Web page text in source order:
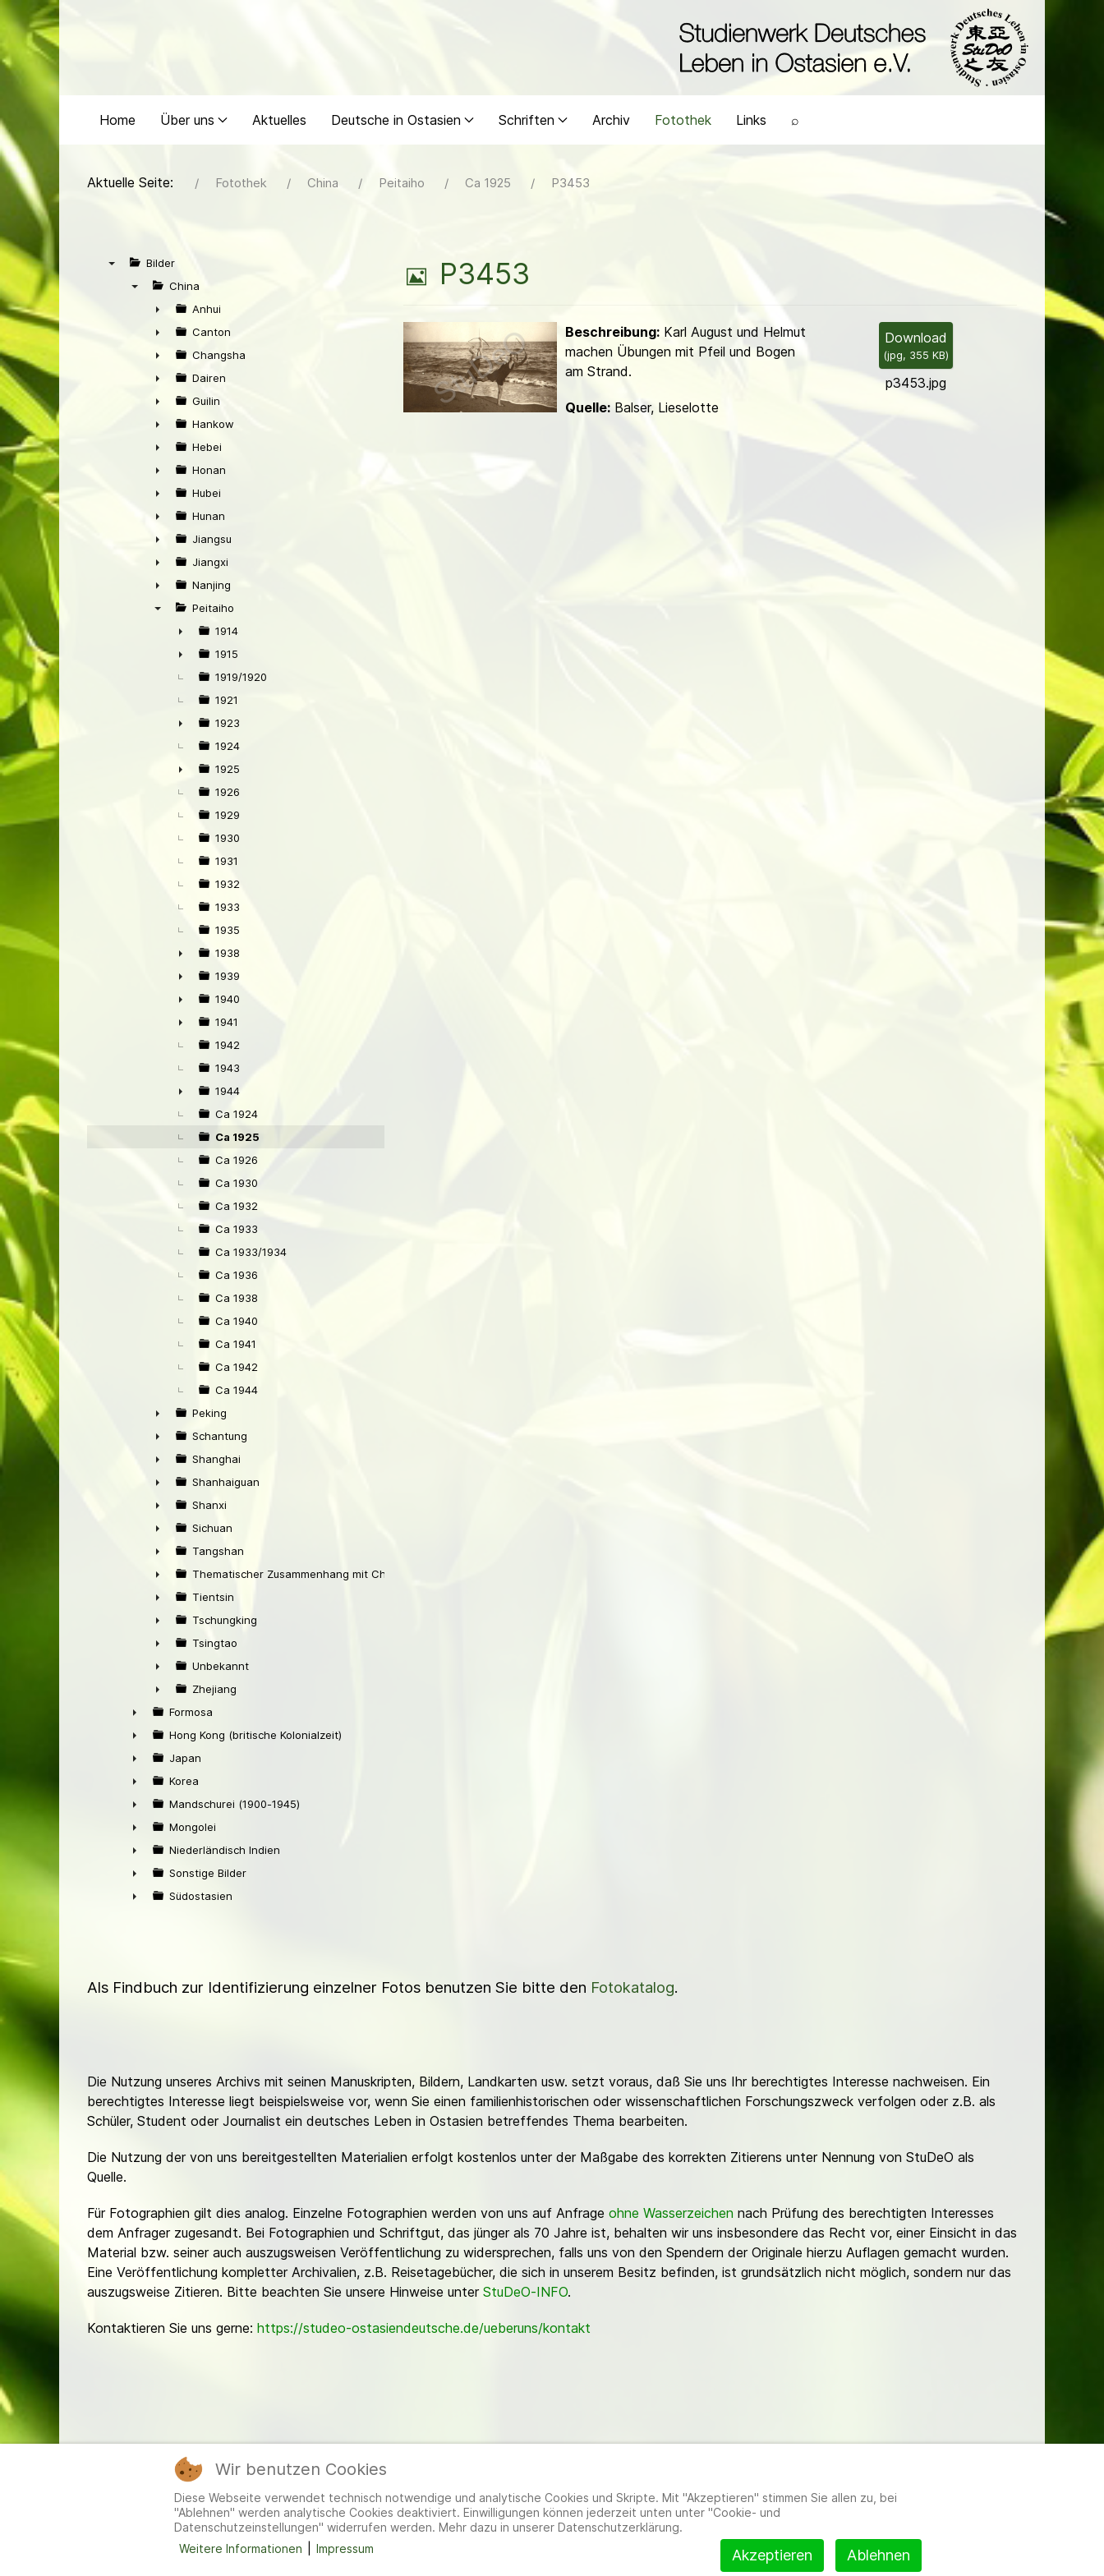
Home Über uns Aktuelles Deutsche in Ostasien Schriften Archiv Fotothek Links ⌕
Aktuelle Seite: Fotothek China Peitaiho Ca 1925 P3453
Bilder
China
►
Anhui
►
Canton
►
Changsha
►
Dairen
►
Guilin
►
Hankow
►
Hebei
►
Honan
►
Hubei
►
Hunan
►
Jiangsu
►
Jiangxi
►
Nanjing
Peitaiho
►
1914
►
1915
1919/1920
1921
►
1923
1924
►
1925
1926
1929
1930
1931
1932
1933
1935
►
1938
►
1939
►
1940
►
1941
1942
1943
►
1944
Ca 1924
Ca 1925
Ca 1926
Ca 1930
Ca 1932
Ca 1933
Ca 1933/1934
Ca 1936
Ca 1938
Ca 1940
Ca 1941
Ca 1942
Ca 1944
►
Peking
►
Schantung
►
Shanghai
►
Shanhaiguan
►
Shanxi
►
Sichuan
►
Tangshan
►
Thematischer Zusammenhang mit China
►
Tientsin
►
Tschungking
►
Tsingtao
►
Unbekannt
►
Zhejiang
►
Formosa
►
Hong Kong (britische Kolonialzeit)
►
Japan
►
Korea
►
Mandschurei (1900-1945)
►
Mongolei
►
Niederländisch Indien
►
Sonstige Bilder
Südostasien
B
l
d
P3453
Download
(jpg, 355 KB)
p3453.jpg
Beschreibung:Karl August und Helmut
machen Übungen mit Pfeil und Bogen
am Strand.
Quelle:Balser, Lieselotte
Als Findbuch zur Identifizierung einzelner Fotos benutzen Sie bitte den Fotokatalog.
Die Nutzung unseres Archivs mit seinen Manuskripten, Bildern, Landkarten usw. setzt voraus, daß Sie uns Ihr berechtigtes Interesse nachweisen. Ein
berechtigtes Interesse liegt beispielsweise vor, wenn Sie einen familienhistorischen oder wissenschaftlichen Forschungszweck verfolgen oder z.B. als
Schüler, Student oder Journalist ein deutsches Leben in Ostasien betreffendes Thema bearbeiten.
Die Nutzung der von uns bereitgestellten Materialien erfolgt kostenlos unter der Maßgabe des korrekten Zitierens unter Nennung von StuDeO als
Quelle.
Für Fotographien gilt dies analog. Einzelne Fotographien werden von uns auf Anfrage ohne Wasserzeichen nach Prüfung des berechtigten Interesses
dem Anfrager zugesandt. Bei Fotographien und Schriftgut, das jünger als 70 Jahre ist, behalten wir uns insbesondere das Recht vor, einer Einsicht in das
Material bzw. seiner auch auszugsweisen Veröffentlichung zu widersprechen, falls uns von den Spendern der Originale hierzu Auflagen gemacht wurden.
Eine Veröffentlichung kompletter Archivalien, z.B. Reisetagebücher, die sich in unserem Besitz befinden, ist grundsätzlich nicht möglich, sondern nur das
auszugsweise Zitieren. Bitte beachten Sie unsere Hinweise unter StuDeO-INFO.
Kontaktieren Sie uns gerne: https://studeo-ostasiendeutsche.de/ueberuns/kontakt
Mitglieder
Wir benutzen Cookies
Diese Webseite verwendet technisch notwendige und analytische Cookies und Skripte. Mit "Akzeptieren" stimmen Sie allen zu, bei
"Ablehnen" werden analytische Cookies deaktiviert. Einwilligungen können jederzeit unten unter "Cookie- und
Datenschutzeinstellungen" widerrufen werden. Mehr dazu in unserer Datenschutzerklärung.
Akzeptieren Ablehnen
Weitere Informationen Impressum